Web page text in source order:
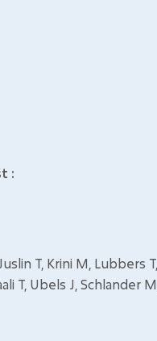
:
T, Krini M, Lubbers
T, Ubels J, Schlander